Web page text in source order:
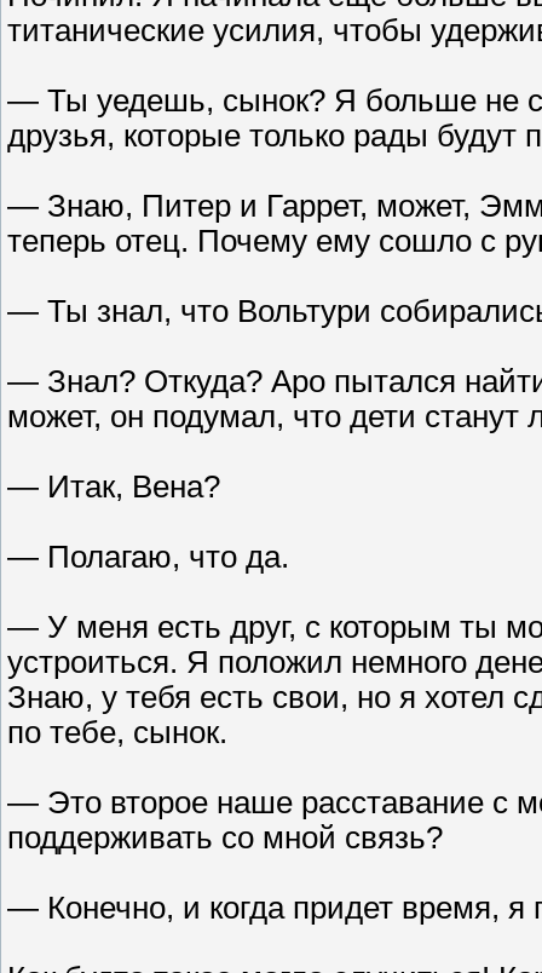
титанические усилия, чтобы
— Ты уедешь, сынок? Я больше не
друзья, которые только рады будут
— Знаю, Питер и Гаррет, может,
теперь отец. Почему ему сошло с
— Ты знал, что Вольтури
— Знал? Откуда? Аро пытался
может, он подумал, что дети
— Итак, Вена?
— Полагаю, что да.
— У меня есть друг, с которым ты
устроиться. Я положил немного
Знаю, у тебя есть свои, но я хотел
по тебе, сынок.
— Это второе наше расставание с
поддерживать со мной связь?
— Конечно, и когда придет время, я